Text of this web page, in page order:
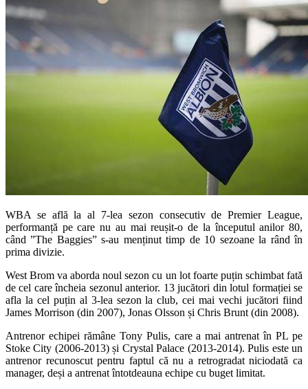
WBA se află la al 7-lea sezon consecutiv de Premier League,
performanță pe care nu au mai reușit-o de la începutul anilor 80,
când ”The Baggies” s-au menținut timp de 10 sezoane la rând în
prima divizie.
West Brom va aborda noul sezon cu un lot foarte puțin schimbat fată
de cel care încheia sezonul anterior. 13 jucători din lotul formației se
afla la cel puțin al 3-lea sezon la club, cei mai vechi jucători fiind
James Morrison (din 2007), Jonas Olsson și Chris Brunt (din 2008).
Antrenor echipei rămâne Tony Pulis, care a mai antrenat în PL pe
Stoke City (2006-2013) și Crystal Palace (2013-2014). Pulis este un
antrenor recunoscut pentru faptul că nu a retrogradat niciodată ca
manager, deși a antrenat întotdeauna echipe cu buget limitat.